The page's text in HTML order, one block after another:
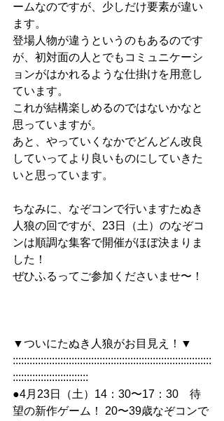
ームなのですが、少しだけ要素が違い
ます。
登場人物が違うというのもあるのです
が、初対面の人とでもコミュニケーシ
ョンがはかれるような仕掛けを用意し
ています。
これが結構楽しめるのではないかなと
思っていますが。
あと、やっていくなかでどんどん改良
していってより良いものにしていきた
いと思っています。
ちなみに、なぞコンで行いますたぬき
人狼の回ですが、23日（土）のなぞコ
ンは順調な集客で開催がほぼ決まりま
した！
ぜひふるってご参加くださいませ〜！
▼ついにたぬき人狼がお目見え！▼
:::::::::::::::::::::::::::::::::::::::::::::::::::::::::::::::::::::::
:::::::::::::::::::::::::::
●4月23日（土）14：30〜17：30　待
望の新作ゲーム！ 20〜39歳なぞコンで